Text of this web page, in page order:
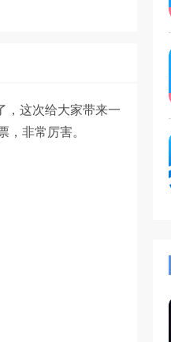
，这次给大家带来一
，非常厉害。